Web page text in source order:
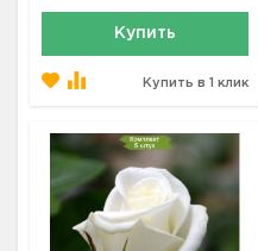
Купить
Купить в 1 клик